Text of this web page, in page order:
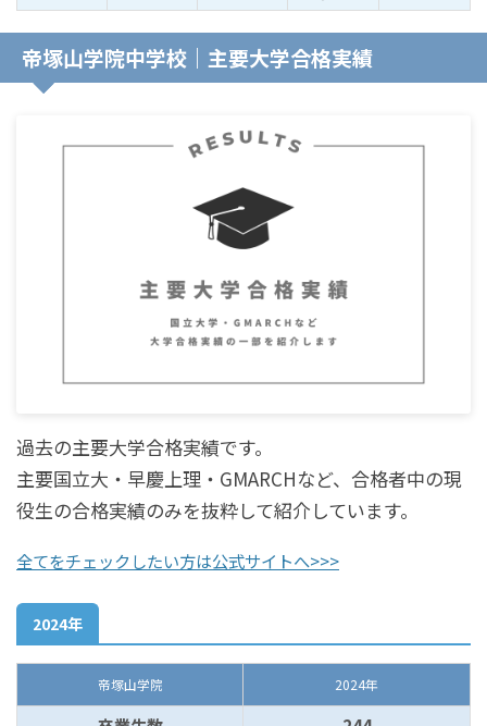
帝塚山学院中学校｜主要大学合格実績
過去の主要大学合格実績です。
主要国立大・早慶上理・GMARCHなど、合格者中の現
役生の合格実績のみを抜粋して紹介しています。
全てをチェックしたい方は公式サイトへ>>>
2024年
帝塚山学院 2024年